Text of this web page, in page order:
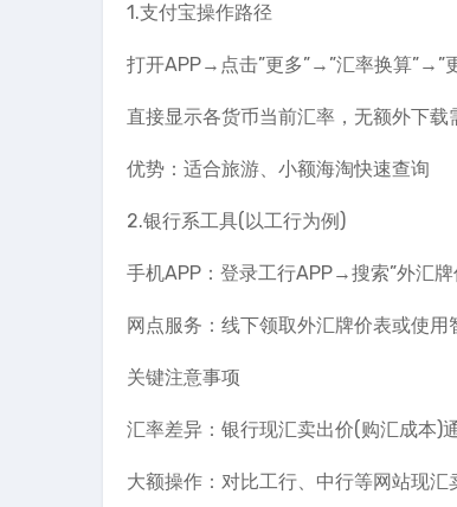
1.支付宝操作路径
打开APP→点击”更多”→”汇率换算”→”
直接显示各货币当前汇率，无额外下载
优势：适合旅游、小额海淘快速查询
2.银行系工具(以工行为例)
手机APP：登录工行APP→搜索”外汇
网点服务：线下领取外汇牌价表或使
关键注意事项
汇率差异：银行现汇卖出价(购汇成本)
大额操作：对比工行、中行等网站现